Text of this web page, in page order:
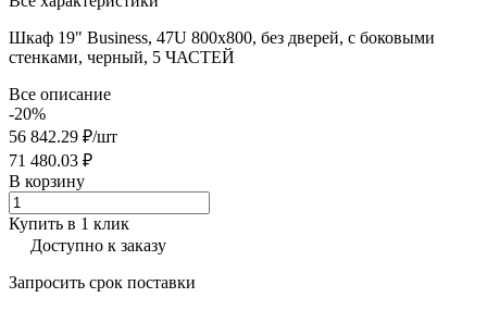
Шкаф 19" Business, 47U 800x800, без дверей, с боковыми
стенками, черный, 5 ЧАСТЕЙ
Все описание
-20%
56 842.29 ₽/шт
71 480.03 ₽
В корзину
Купить в 1 клик
Доступно к заказу
Запросить срок поставки